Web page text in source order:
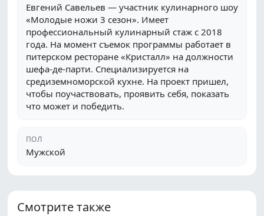
Евгений Савельев — участник кулинарного шоу
«Молодые ножи 3 сезон». Имеет
профессиональный кулинарный стаж с 2018
года. На момент съемок программы работает в
питерском ресторане «Кристалл» на должности
шефа-де-парти. Специализируется на
средиземноморской кухне. На проект пришел,
чтобы поучаствовать, проявить себя, показать
что может и победить.
ПОЛ
Мужской
Смотрите также